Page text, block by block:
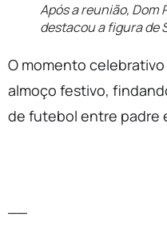
Após a reunião, Dom
destacou a figura de
O momento
almoço festivo,
de futebol entre padre